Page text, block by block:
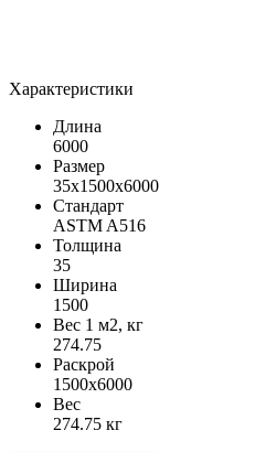
Характеристики
Длина
6000
Размер
35х1500х6000
Стандарт
ASTM A516
Толщина
35
Ширина
1500
Вес 1 м2, кг
274.75
Раскрой
1500х6000
Вес
274.75 кг